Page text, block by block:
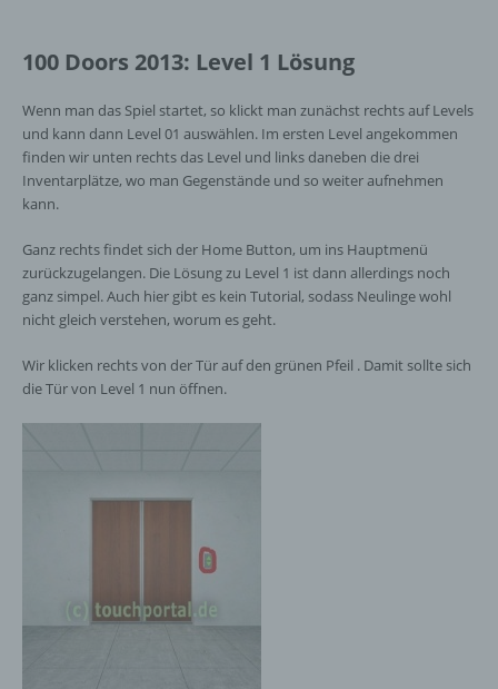
100 Doors 2013: Level 1 Lösung
Wenn man das Spiel startet, so klickt man zunächst rechts auf Levels
und kann dann Level 01 auswählen. Im ersten Level angekommen
finden wir unten rechts das Level und links daneben die drei
Inventarplätze, wo man Gegenstände und so weiter aufnehmen
kann.
Ganz rechts findet sich der Home Button, um ins Hauptmenü
zurückzugelangen. Die Lösung zu Level 1 ist dann allerdings noch
ganz simpel. Auch hier gibt es kein Tutorial, sodass Neulinge wohl
nicht gleich verstehen, worum es geht.
Wir klicken rechts von der Tür auf den grünen Pfeil . Damit sollte sich
die Tür von Level 1 nun öffnen.